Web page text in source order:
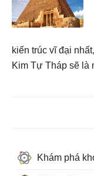
kiến trúc vĩ đại
Kim Tự Tháp sẽ là
Khám phá